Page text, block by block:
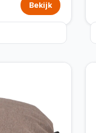
Bekijk